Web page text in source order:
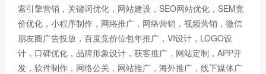
索引擎营销，关键词优化，网站建设，SEO网站优化，SEM竞
价优化，小程序制作，网络推广，网络营销，视频营销，微信
朋友圈广告投放，百度竞价位包年推广，VI设计，LOGO设
计，口碑优化，品牌形象设计，获客推广，网站定制，APP开
发，软件制作，网络公关，网站推广，海外推广，线下媒体广